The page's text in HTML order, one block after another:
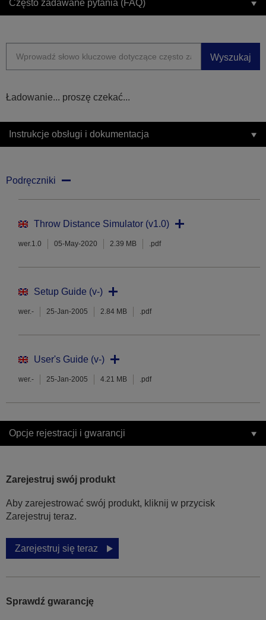
Często zadawane pytania (FAQ)
Wyszukaj
Ładowanie... proszę czekać...
Instrukcje obsługi i dokumentacja
Podręczniki
Throw Distance Simulator (v1.0)
wer.1.0 05-May-2020 2.39 MB .pdf
Setup Guide (v-)
wer.- 25-Jan-2005 2.84 MB .pdf
User's Guide (v-)
wer.- 25-Jan-2005 4.21 MB .pdf
Opcje rejestracji i gwarancji
Zarejestruj swój produkt
Aby zarejestrować swój produkt, kliknij w przycisk
Zarejestruj teraz.
Zarejestruj się teraz
Sprawdź gwarancję